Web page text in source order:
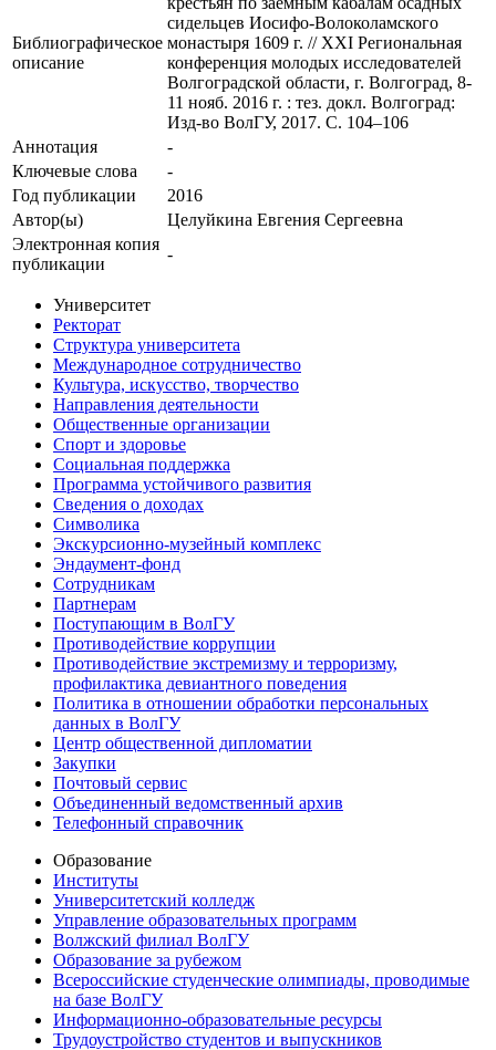
Библиографическое
описание
сидельцев Иосифо-Волоколамского
монастыря 1609 г. // XXI Региональная
конференция молодых исследователей
Волгоградской области, г. Волгоград, 8-
11 нояб. 2016 г. : тез. докл. Волгоград:
Изд-во ВолГУ, 2017. С. 104–106
Аннотация
-
Ключевые cлова
-
Год публикации
2016
Автор(ы)
Целуйкина Евгения Сергеевна
Электронная копия
публикации
-
Университет
Ректорат
Структура университета
Международное сотрудничество
Культура, искусство, творчество
Направления деятельности
Общественные организации
Спорт и здоровье
Социальная поддержка
Программа устойчивого развития
Сведения о доходах
Символика
Экскурсионно-музейный комплекс
Эндаумент-фонд
Сотрудникам
Партнерам
Поступающим в ВолГУ
Противодействие коррупции
Противодействие экстремизму и терроризму,
профилактика девиантного поведения
Политика в отношении обработки персональных
данных в ВолГУ
Центр общественной дипломатии
Закупки
Почтовый сервис
Объединенный ведомственный архив
Телефонный справочник
Образование
Институты
Университетский колледж
Управление образовательных программ
Волжский филиал ВолГУ
Образование за рубежом
Всероссийские студенческие олимпиады, проводимые
на базе ВолГУ
Информационно-образовательные ресурсы
Трудоустройство студентов и выпускников